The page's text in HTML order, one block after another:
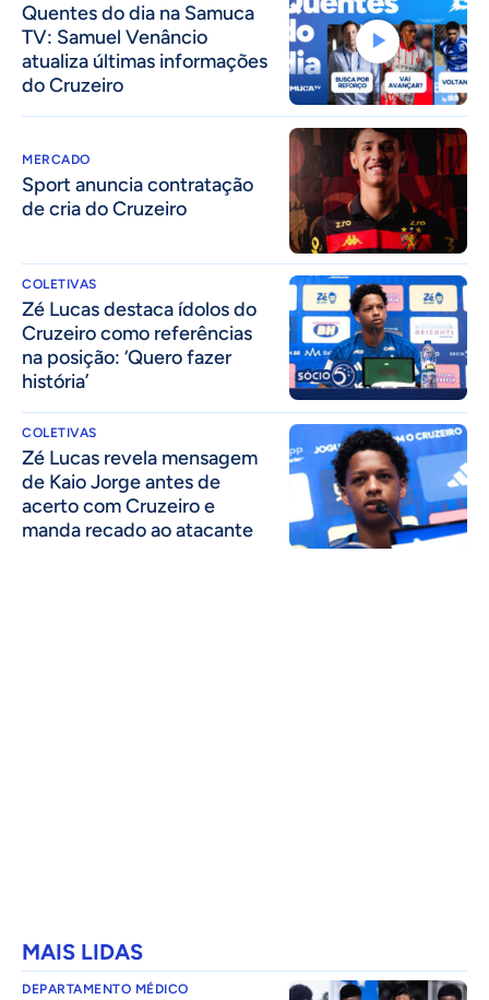
Quentes do dia na Samuca
TV: Samuel Venâncio
atualiza últimas informações
do Cruzeiro
MERCADO
Sport anuncia contratação
de cria do Cruzeiro
COLETIVAS
Zé Lucas destaca ídolos do
Cruzeiro como referências
na posição: ‘Quero fazer
história’
COLETIVAS
Zé Lucas revela mensagem
de Kaio Jorge antes de
acerto com Cruzeiro e
manda recado ao atacante
MAIS LIDAS
DEPARTAMENTO MÉDICO